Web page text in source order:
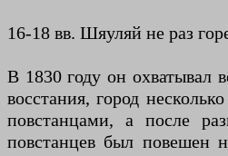
16-18 вв. Шяуляй не раз
В 1830 году он охватывал
восстания, город
повстанцами, а после
повстанцев был повешен